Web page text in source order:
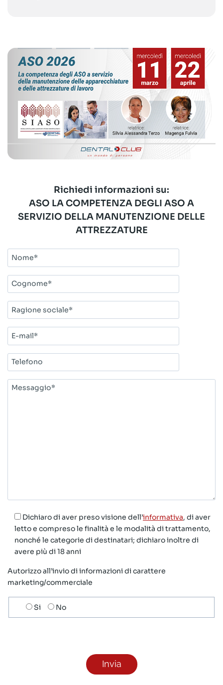
Richiedi informazioni su:
ASO LA COMPETENZA DEGLI ASO A
SERVIZIO DELLA MANUTENZIONE DELLE
ATTREZZATURE
Nome*
Cognome*
Ragione
sociale*
E-
mail*
Telefono
Messaggio*
Dichiaro di aver preso visione dell’informativa, di aver
letto e compreso le finalità e le modalità di trattamento,
nonché le categorie di destinatari; dichiaro inoltre di
avere più di 18 anni
Autorizzo all’invio di informazioni di carattere
marketing/commerciale
Scelta
invio
Si No